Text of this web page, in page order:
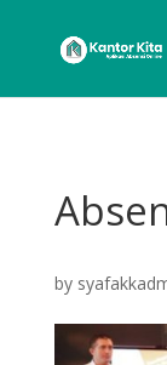
by